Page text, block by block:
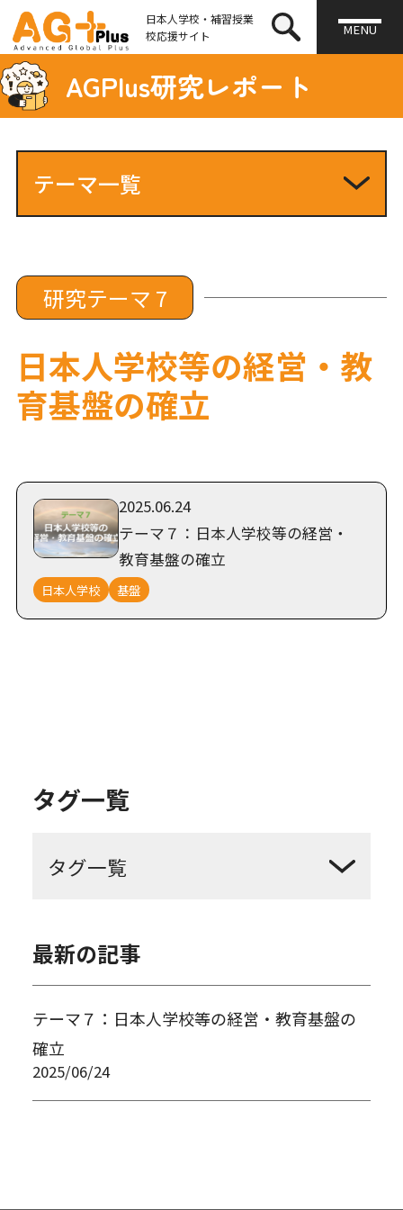
日本人学校・補習授業
校応援サイト
MENU
AGPlus研究レポート
テーマ一覧
研究テーマ3
研究テーマ5
研究テーマ7
研究テーマ 7
日本人学校等の経営・教
育基盤の確立
2025.06.24
テーマ７：日本人学校等の経営・
教育基盤の確立
日本人学校 基盤
タグ一覧
最新の記事
テーマ７：日本人学校等の経営・教育基盤の
確立
2025/06/24